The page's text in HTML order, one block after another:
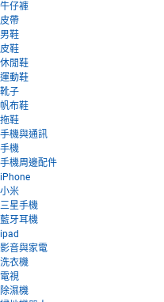
牛仔褲
皮帶
男鞋
皮鞋
休閒鞋
運動鞋
靴子
帆布鞋
拖鞋
手機與通訊
手機
手機周邊配件
iPhone
小米
三星手機
藍牙耳機
ipad
影音與家電
洗衣機
電視
除濕機